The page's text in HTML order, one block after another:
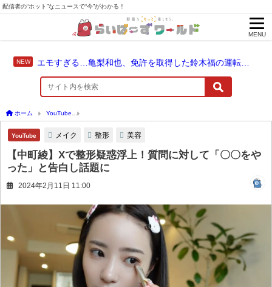
配信者の“ホット”なニュースで“今”がわかる！
MENU
エモすぎる…亀梨和也、免許を取得した鈴木福の運転でドライブ！
ホーム YouTube
YouTube メイク 整形 美容
【中町綾】Xで整形疑惑浮上！質問に対して「〇〇をや
った」と告白し話題に
2024年2月11日 11:00